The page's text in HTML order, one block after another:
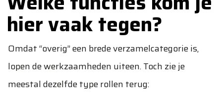
hier vaak tegen?
Omdat “overig” een brede verzamelcategorie is,
lopen de werkzaamheden uiteen. Toch zie je
meestal dezelfde type rollen terug: